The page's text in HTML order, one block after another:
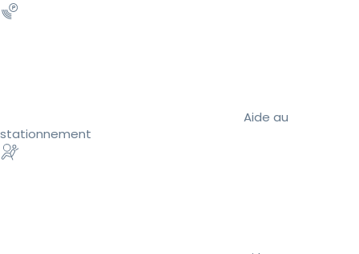
Aide au
stationnement